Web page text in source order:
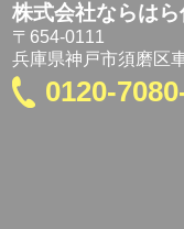
株式会社ならは
〒654-0111
兵庫県神戸市須磨区
0120-